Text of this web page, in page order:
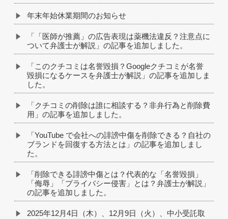
年末年始休業期間のお知らせ
「「医師が推薦」の広告表現は薬機法違反？注意点に
ついて弁護士が解説」の記事を追加しました。
「このクチコミは名誉毀損？Googleクチコミが名誉
毀損になるケースを弁護士が解説」の記事を追加しま
した。
「クチコミの削除は誰に相談する？非弁行為と削除費
用」の記事を追加しました。
「YouTube で会社への誹謗中傷を削除できる？自社の
ブランドを回復する方法とは」の記事を追加しまし
た。
「削除できる誹謗中傷とは？代表的な「名誉毀損」
「侮辱」「プライバシー侵害」とは？弁護士が解説」
の記事を追加しました。
2025年12月4日（木）、12月9日（火）、中小受託取